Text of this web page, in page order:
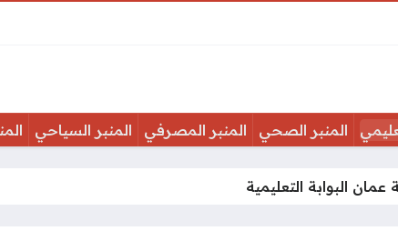
المنبر الصحي المنبر المصرفي المنبر السياحي
البوابة التعليمية